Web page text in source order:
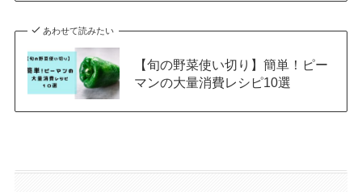
あわせて読みたい
【旬の野菜使い切り】簡単！ピー
マンの大量消費レシピ10選